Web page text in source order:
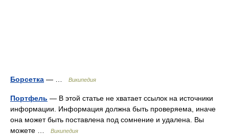
Борсетка — … Википедия
Портфель — В этой статье не хватает ссылок на источники
информации. Информация должна быть проверяема, иначе
она может быть поставлена под сомнение и удалена. Вы
можете …
Википедия